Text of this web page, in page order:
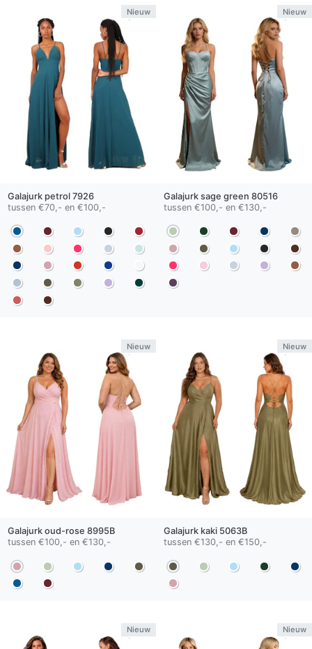
Nieuw
Galajurk petrol7926
tussen €70,- en €100,-
Nieuw
Galajurk sage green 80516
tussen €100,- en €130,-
Nieuw
Galajurk oud-rose 8995B
tussen €100,- en €130,-
Nieuw
Galajurk kaki5063B
tussen €130,- en €150,-
Nieuw Nieuw